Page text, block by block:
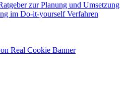
zur Planung und Umsetzung
im Do-it-yourself Verfahren
Real Cookie Banner